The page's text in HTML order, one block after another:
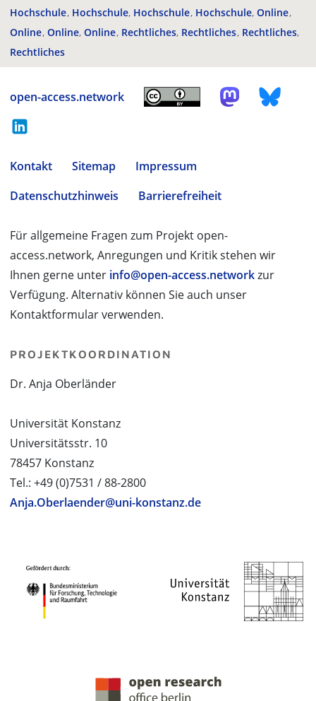
Hochschule Hochschule Hochschule Hochschule Online
Online Online Online Rechtliches Rechtliches Rechtliches
Rechtliches
open-access.network
Kontakt Sitemap
Impressum
Datenschutzhinweis
Barrierefreiheit
Für allgemeine Fragen zum Projekt open-
access.network, Anregungen und Kritik stehen wir
Ihnen gerne unter info@open-access.networkzur
Verfügung. Alternativ können Sie auch unser
Kontaktformular verwenden.
PROJEKTKOORDINATION
Dr. Anja Oberländer
Universität Konstanz
Universitätsstr. 10
78457 Konstanz
Tel.: +49 (0)7531 / 88-2800
Anja.Oberlaender@uni-konstanz.de